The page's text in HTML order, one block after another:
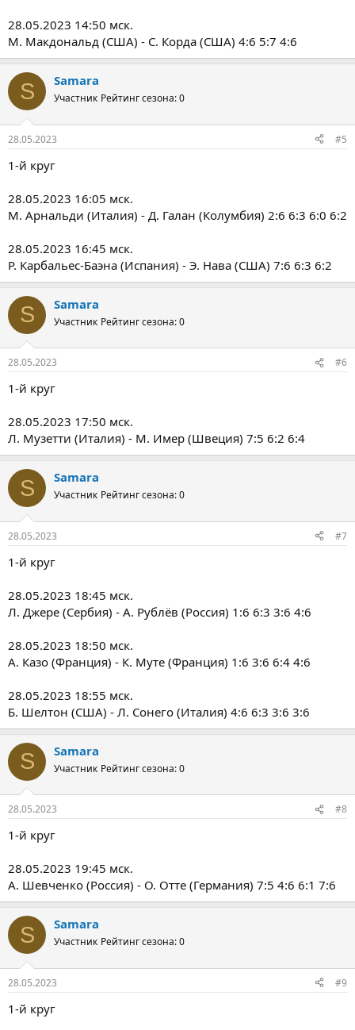
28.05.2023 14:50 мск.
М. Макдональд (США) - С. Корда (США) 4:6 5:7 4:6
S Samara
Участник Рейтинг сезона: 0
28.05.2023 #5
1-й круг
28.05.2023 16:05 мск.
М. Арнальди (Италия) - Д. Галан (Колумбия) 2:6 6:3 6:0 6:2
28.05.2023 16:45 мск.
Р. Карбальес-Баэна (Испания) - Э. Нава (США) 7:6 6:3 6:2
S Samara
Участник Рейтинг сезона: 0
28.05.2023 #6
1-й круг
28.05.2023 17:50 мск.
Л. Музетти (Италия) - М. Имер (Швеция) 7:5 6:2 6:4
S Samara
Участник Рейтинг сезона: 0
28.05.2023 #7
1-й круг
28.05.2023 18:45 мск.
Л. Джере (Сербия) - А. Рублёв (Россия) 1:6 6:3 3:6 4:6
28.05.2023 18:50 мск.
А. Казо (Франция) - К. Муте (Франция) 1:6 3:6 6:4 4:6
28.05.2023 18:55 мск.
Б. Шелтон (США) - Л. Сонего (Италия) 4:6 6:3 3:6 3:6
S Samara
Участник Рейтинг сезона: 0
28.05.2023 #8
1-й круг
28.05.2023 19:45 мск.
А. Шевченко (Россия) - О. Отте (Германия) 7:5 4:6 6:1 7:6
S Samara
Участник Рейтинг сезона: 0
28.05.2023 #9
1-й круг